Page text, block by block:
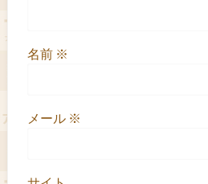
名前 ※
メール ※